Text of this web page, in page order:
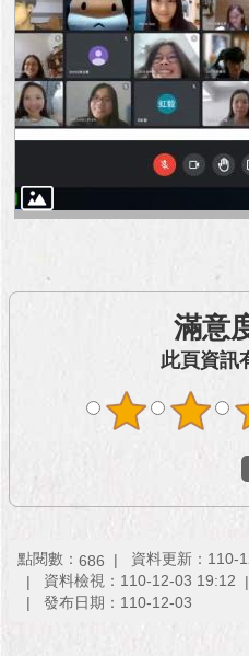
滿意
此頁資訊
點閱數： 686
資料更新：110-
資料檢視：110-12-03 19:12
發布日期：110-12-03